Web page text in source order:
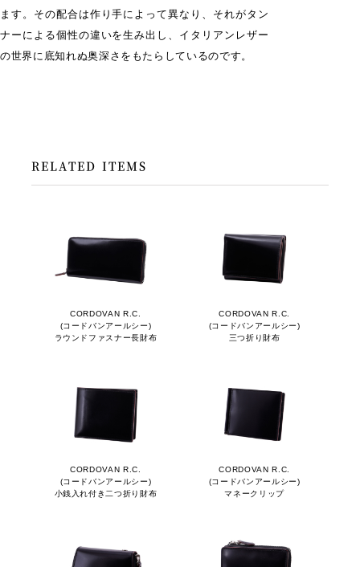
ます。その配合は作り手によって異なり、それがタン
ナーによる個性の違いを生み出し、イタリアンレザー
の世界に底知れぬ奥深さをもたらしているのです。
RELATED ITEMS
CORDOVAN R.C.
(コードバンアールシー)
ラウンドファスナー長財布
CORDOVAN R.C.
(コードバンアールシー)
三つ折り財布
CORDOVAN R.C.
(コードバンアールシー)
小銭入れ付き二つ折り財布
CORDOVAN R.C.
(コードバンアールシー)
マネークリップ